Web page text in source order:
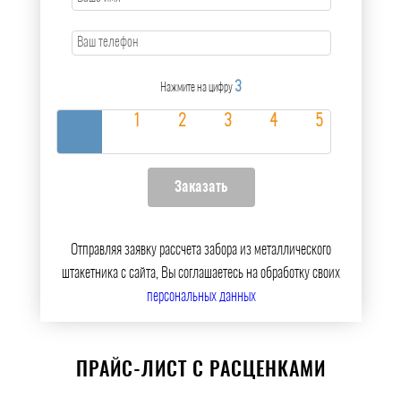
Нажмите на цифру 3
Отправляя заявку рассчета забора из металлического
штакетника с сайта, Вы соглашаетесь на обработку своих
персональных данных
ПРАЙС-ЛИСТ С РАСЦЕНКАМИ